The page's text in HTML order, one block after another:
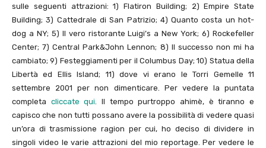
sulle seguenti attrazioni: 1) Flatiron Building; 2) Empire State
Building; 3) Cattedrale di San Patrizio; 4) Quanto costa un hot-
dog a NY; 5) Il vero ristorante Luigi’s a New York; 6) Rockefeller
Center; 7) Central Park&John Lennon; 8) Il successo non mi ha
cambiato; 9) Festeggiamenti per il Columbus Day; 10) Statua della
Libertà ed Ellis Island; 11) dove vi erano le Torri Gemelle 11
settembre 2001 per non dimenticare. Per vedere la puntata
completa cliccate qui. Il tempo purtroppo ahimè, è tiranno e
capisco che non tutti possano avere la possibilità di vedere quasi
un’ora di trasmissione ragion per cui, ho deciso di dividere in
singoli video le varie attrazioni del mio reportage. Per vedere le